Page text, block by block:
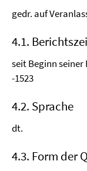
gedr. auf
4.1.
seit Beginn
-1523
4.2. Sprache
dt.
4.3. Form der